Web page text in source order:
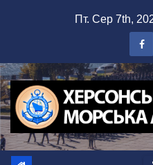
Пт. Сер 7th,